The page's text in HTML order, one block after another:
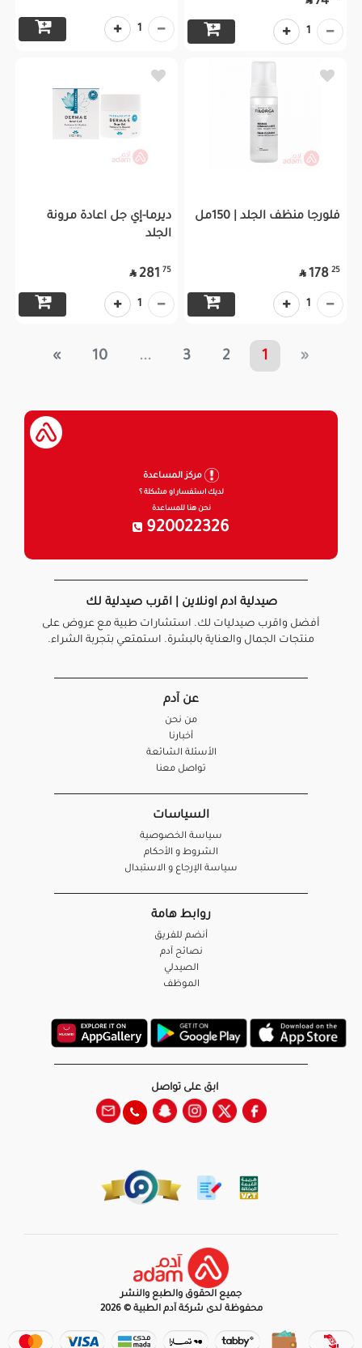
1
1
فلورجا منظف الجلد | 150مل
25
178

1
ديرما-إي جل اعادة مرونة
الجلد
75
281

1
«
1
2
3
...
10
»
مركز المساعدة
لديك استفسار او مشكلة ؟
نحن هنا للمساعدة
920022326
صيدلية ادم اونلاين | اقرب صيدلية لك
أفضل واقرب صيدليات لك. استشارات طبية مع عروض على
منتجات الجمال والعناية بالبشرة. استمتعي بتجربة الشراء.
عن آدم
من نحن
أخبارنا
الأسئلة الشائعة
تواصل معنا
السياسات
سياسة الخصوصية
الشروط و الأحكام
سياسة الإرجاع و الاستبدال
روابط هامة
أنضم للفريق
نصائح آدم
الصيدلي
الموظف
ابق على تواصل
جميع الحقوق والطبع والنشر
محفوظة لدى شركة آدم الطبية © 2026